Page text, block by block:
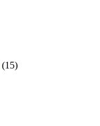
(15)